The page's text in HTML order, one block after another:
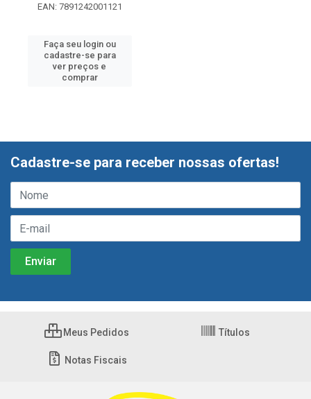
EAN: 7891242001121
Faça seu login ou
cadastre-se para
ver preços e
comprar
Cadastre-se para receber nossas ofertas!
Meus Pedidos Títulos
Notas Fiscais